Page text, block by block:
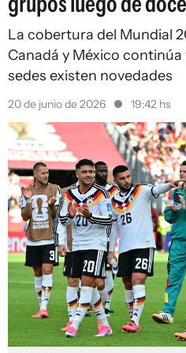
La cobertura del Mundial
Canadá y México
sedes existen novedades
20 de junio de 2026 19:42 hs